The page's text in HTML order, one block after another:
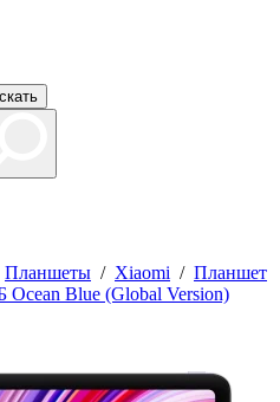
Планшеты / Xiaomi / Планшет
Ocean Blue (Global Version)